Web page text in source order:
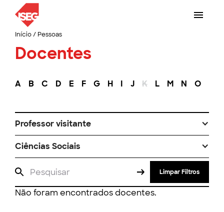
Início/ Pessoas
Docentes
A B C D E F G H I J K L M N O
Professor visitante
Ciências Sociais
Limpar Filtros
Não foram encontrados docentes.